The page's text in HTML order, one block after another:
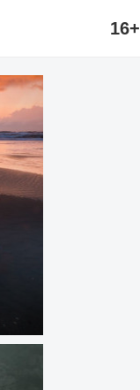
16+